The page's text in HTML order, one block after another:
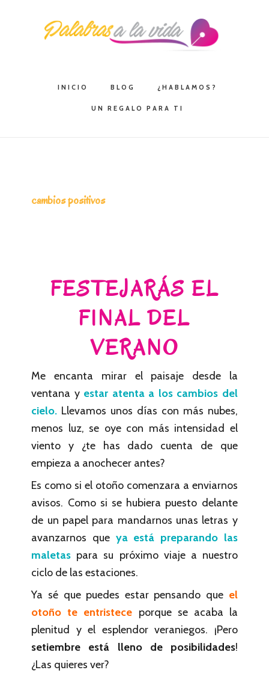
contenido
INICIO BLOG ¿HABLAMOS?
UN REGALO PARA TI
cambios positivos
FESTEJARÁS EL
FINAL DEL
VERANO
Me encanta mirar el paisaje desde la
ventana y estar atenta a los cambios del
cielo. Llevamos unos días con más nubes,
menos luz, se oye con más intensidad el
viento y ¿te has dado cuenta de que
empieza a anochecer antes?
Es como si el otoño comenzara a enviarnos
avisos. Como si se hubiera puesto delante
de un papel para mandarnos unas letras y
avanzarnos que ya está preparando las
maletas para su próximo viaje a nuestro
ciclo de las estaciones.
Ya sé que puedes estar pensando que el
otoño te entristece porque se acaba la
plenitud y el esplendor veraniegos. ¡Pero
setiembre está lleno de posibilidades!
¿Las quieres ver?